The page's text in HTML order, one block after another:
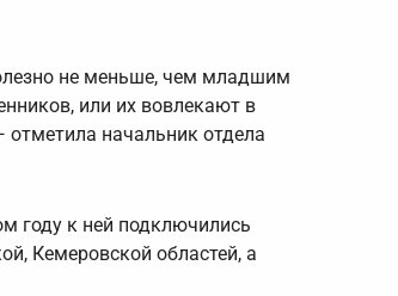
не меньше, чем младшим
или их вовлекают в
отметила начальник отдела
году к ней подключились
Кемеровской областей, а